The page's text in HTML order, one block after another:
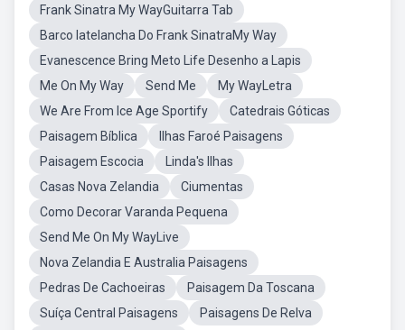
Frank Sinatra My WayGuitarra Tab
Barco Iatelancha Do Frank SinatraMy Way
Evanescence Bring Meto Life Desenho a Lapis
Me On My Way
Send Me
My WayLetra
We Are From Ice Age Sportify
Catedrais Góticas
Paisagem Bíblica
Ilhas Faroé Paisagens
Paisagem Escocia
Linda's Ilhas
Casas Nova Zelandia
Ciumentas
Como Decorar Varanda Pequena
Send Me On My WayLive
Nova Zelandia E Australia Paisagens
Pedras De Cachoeiras
Paisagem Da Toscana
Suíça Central Paisagens
Paisagens De Relva